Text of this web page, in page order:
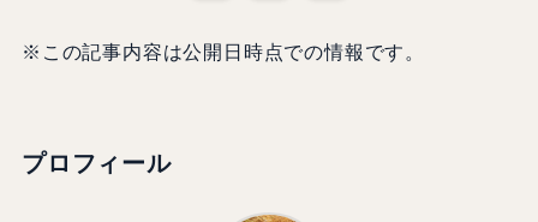
※この記事内容は公開日時点での情報です。
プロフィール